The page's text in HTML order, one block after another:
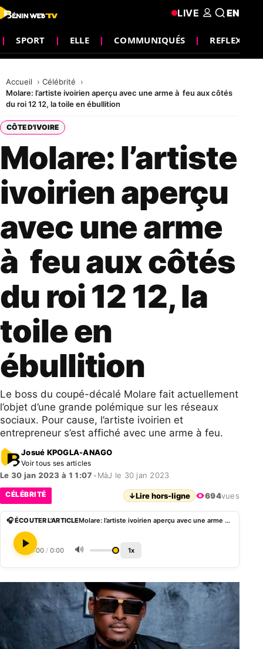
SPORT ELLE COMMUNIQUÉS REFLEXION
LIVE EN
Accueil
Célébrité
Molare: l’artiste ivoirien aperçu avec une arme à feu aux côtés
du roi 12 12, la toile en ébullition
CÔTE D'IVOIRE
Molare: l’artiste
ivoirien aperçu
avec une arme
à feu aux côtés
du roi 12 12, la
toile en
ébullition
Le boss du coupé-décalé Molare fait actuellement
l’objet d’une grande polémique sur les réseaux
sociaux. Pour cause, l’artiste ivoirien et
entrepreneur s’est affiché avec une arme à feu.
Josué KPOGLA-ANAGO
Voir tous ses articles
Le 30 jan 2023 à 11:07 • MàJ le 30 jan 2023
CÉLÉBRITÉ ↓Lire hors-ligne 694vues
🎧 ÉCOUTER L'ARTICLE Molare: l’artiste ivoirien aperçu avec une arme à feu aux côtés du roi 12 12, la toile en ébullition
0:00 / 0:00 🔊 1x